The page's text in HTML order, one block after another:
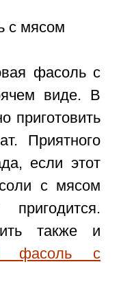
фасоль с
виде. В
приготовить
Приятного
если этот
с мясом
также и
фасоль с